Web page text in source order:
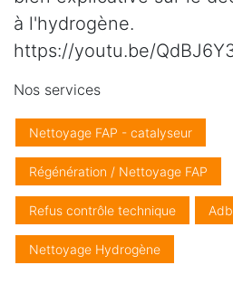
à l'hydrogène.
https://youtu.be/
Nos services
Nettoyage FAP - catalyseur
Régénération / Nettoyage FAP
Refus contrôle technique
Nettoyage Hydrogène